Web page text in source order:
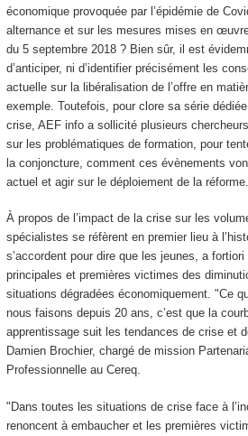
économique provoquée par l’épidémie de
alternance et sur les mesures mises en
du 5 septembre 2018 ? Bien sûr, il est
d’anticiper, ni d’identifier précisément les
actuelle sur la libéralisation de l’offre en
exemple. Toutefois, pour clore sa série
crise, AEF info a sollicité plusieurs
sur les problématiques de formation, pour
la conjoncture, comment ces évènements
actuel et agir sur le déploiement de la réforme.
À propos de l’impact de la crise sur les
spécialistes se réfèrent en premier lieu à
s’accordent pour dire que les jeunes, a
principales et premières victimes des
situations dégradées économiquement. "Ce
nous faisons depuis 20 ans, c’est que la
apprentissage suit les tendances de crise et
Damien Brochier, chargé de mission
Professionnelle au Cereq.
"Dans toutes les situations de crise face à
renoncent à embaucher et les premières